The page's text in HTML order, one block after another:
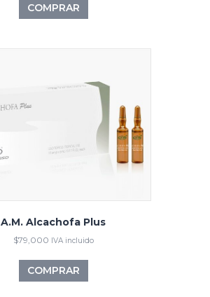
COMPRAR
A.M. Alcachofa Plus
$79,000 IVA incluido
COMPRAR